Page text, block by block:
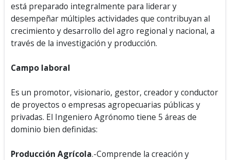
está preparado integralmente para liderar y
desempeñar múltiples actividades que contribuyan al
crecimiento y desarrollo del agro regional y nacional, a
través de la investigación y producción.
Campo laboral
Es un promotor, visionario, gestor, creador y conductor
de proyectos o empresas agropecuarias públicas y
privadas. El Ingeniero Agrónomo tiene 5 áreas de
dominio bien definidas:
Producción Agrícola.-Comprende la creación y